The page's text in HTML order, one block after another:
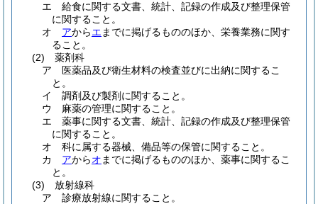
エ
給食に関する文書、統計、記録の作成及び整理保管
に関すること。
オ
アからエ までに掲げるもののほか、栄養業務に関す
ること。
(2)
薬剤科
ア
医薬品及び衛生材料の検査並びに出納に関するこ
と。
イ
調剤及び製剤に関すること。
ウ
麻薬の管理に関すること。
エ
薬事に関する文書、統計、記録の作成及び整理保管
に関すること。
オ
科に属する器械、備品等の保管に関すること。
カ
アからオ までに掲げるもののほか、薬事に関するこ
と。
(3)
放射線科
ア
診療放射線に関すること。